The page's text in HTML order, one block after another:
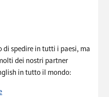
spedire in tutti i paesi, ma
dei nostri partner
in tutto il mondo: